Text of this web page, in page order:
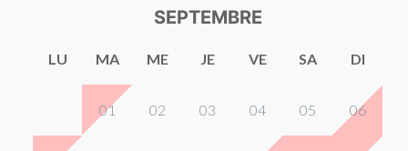
SEPTEMBRE
LU MA ME JE VE SA DI
01 02 03 04 05 06